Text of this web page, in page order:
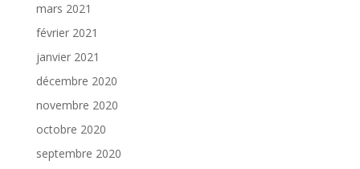
mars 2021
février 2021
janvier 2021
décembre 2020
novembre 2020
octobre 2020
septembre 2020